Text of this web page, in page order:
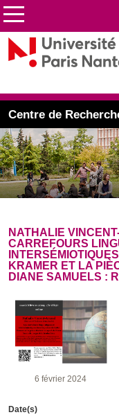
Centre de
NATHALIE
CARREFOURS
KRAMER ET LA
DIANE SAMUELS :
6 février 2024
Date(s)